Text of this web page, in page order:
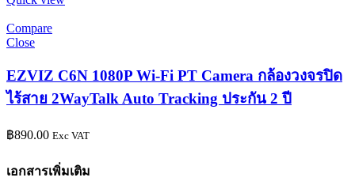
Compare
Close
EZVIZ C6N 1080P Wi-Fi PT Camera กล้องวงจรปิด
ไร้สาย 2WayTalk Auto Tracking ประกัน 2 ปี
฿890.00 Exc VAT
เอกสารเพิ่มเติม